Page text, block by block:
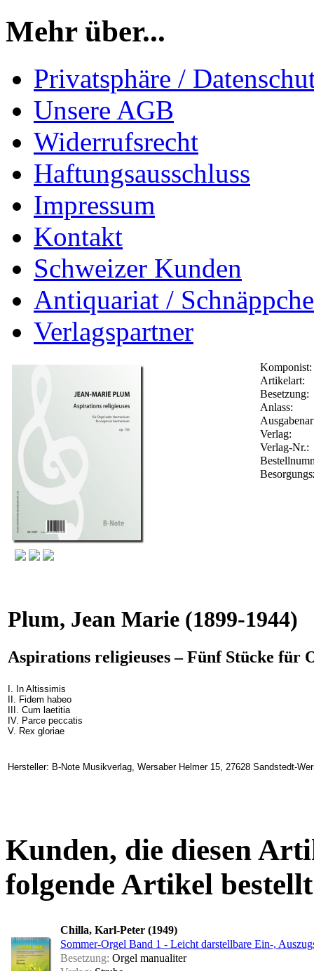
Mehr über...
Privatsphäre /
Unsere AGB
Widerrufsrecht
Haftungsausschluss
Impressum
Kontakt
Schweizer Kunden
Antiquariat /
Verlagspartner
Komponist:
Artikelart:
Besetzung:
Anlass:
Verlag:
Verlag-Nr.:
Plum, Jean Marie (1899-1944)
Aspirations religieuses – Fünf Stücke für
I. In Altissimis
II. Fidem habeo
III. Cum laetitia
IV. Parce peccatis
V. Rex gloriae
Hersteller: B-Note Musikverlag, Wersaber Helmer 15, 27628 Sandstedt-
Kunden, die diesen
folgende Artikel
Chilla, Karl-Peter (1949)
Sommer-Orgel Band 1 - Leicht darstellbare Ein-,
Besetzung: Orgel manualiter